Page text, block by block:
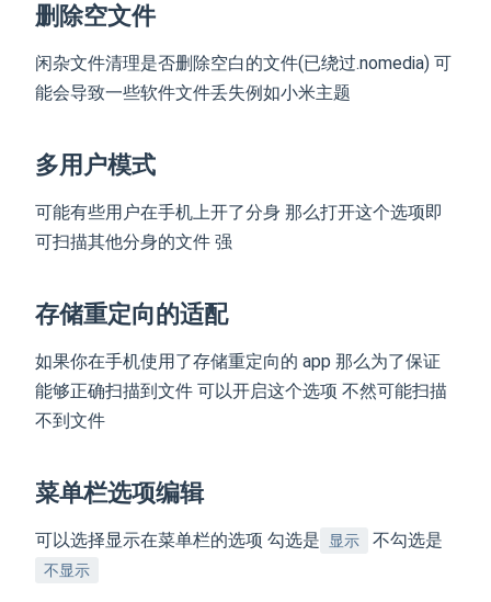
删除空文件
闲杂文件清理是否删除空白的文件(已绕过.nomedia) 可
能会导致一些软件文件丢失例如小米主题
多用户模式
可能有些用户在手机上开了分身 那么打开这个选项即
可扫描其他分身的文件 强
存储重定向的适配
如果你在手机使用了存储重定向的 app 那么为了保证
能够正确扫描到文件 可以开启这个选项 不然可能扫描
不到文件
菜单栏选项编辑
可以选择显示在菜单栏的选项 勾选是 显示 不勾选是
不显示